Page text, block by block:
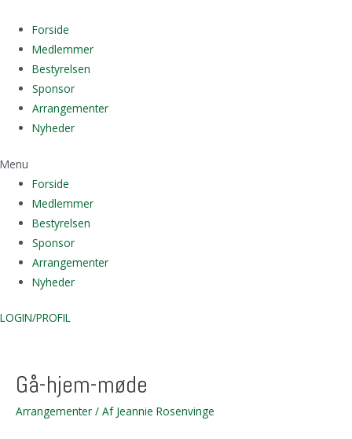
indholdet
Forside
Medlemmer
Bestyrelsen
Sponsor
Arrangementer
Nyheder
Menu
Forside
Medlemmer
Bestyrelsen
Sponsor
Arrangementer
Nyheder
LOGIN/PROFIL
Gå-hjem-møde
Arrangementer / Af Jeannie Rosenvinge